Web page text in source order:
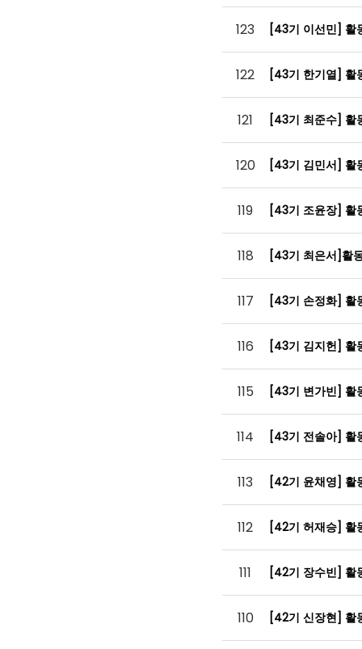
123 [43기 이선민] 활
122 [43기 한기열] 활
121 [43기 최준수] 활
120 [43기 김민서] 활
119 [43기 조윤장] 활
118 [43기 최은서]활
117 [43기 손정화] 활
116 [43기 김지헌] 활
115 [43기 변가빈] 활
114 [43기 전솔아] 활
113 [42기 윤채영] 활
112 [42기 허재승] 활
111 [42기 장수빈] 활
110 [42기 신장현] 활